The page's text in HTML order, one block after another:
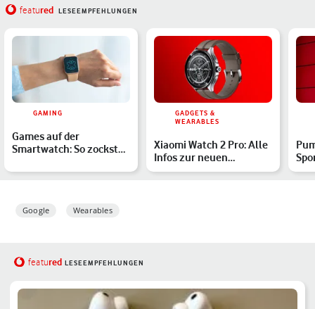
featured LESEEMPFEHLUNGEN
GAMING
Games auf der
Smartwatch: So zockst
watchOS
GADGETS &
WEARABLES
Xiaomi Watch 2 Pro: Alle
Infos zur neuen
Smartwatch mit Wear OS
Google Wearables
featured LESEEMPFEHLUNGEN